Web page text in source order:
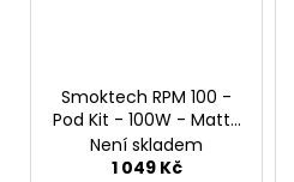
Smoktech RPM 100 -
Pod Kit - 100W - Matte
Gun Metal
Není skladem
1 049 Kč